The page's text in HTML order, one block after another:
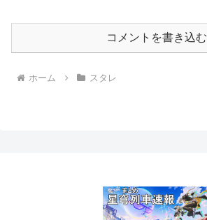
コメントを書き込む
ホーム スタレ